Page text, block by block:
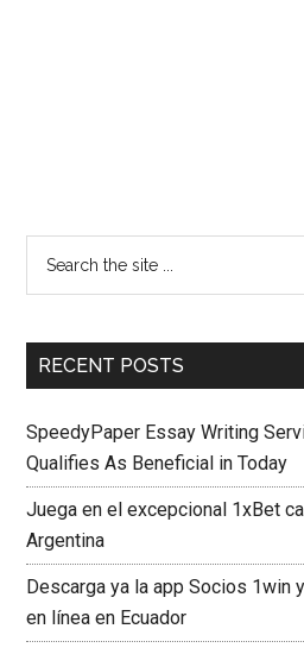
RECENT POSTS
SpeedyPaper Essay Writing
Qualifies As Beneficial in Today
Juega en el excepcional 1xBet
Argentina
Descarga ya la app Socios 1win
en línea en Ecuador